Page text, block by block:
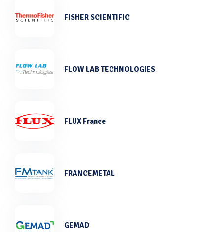
FISHER SCIENTIFIC
FLOW LAB TECHNOLOGIES
FLUX France
FRANCEMETAL
GEMAD